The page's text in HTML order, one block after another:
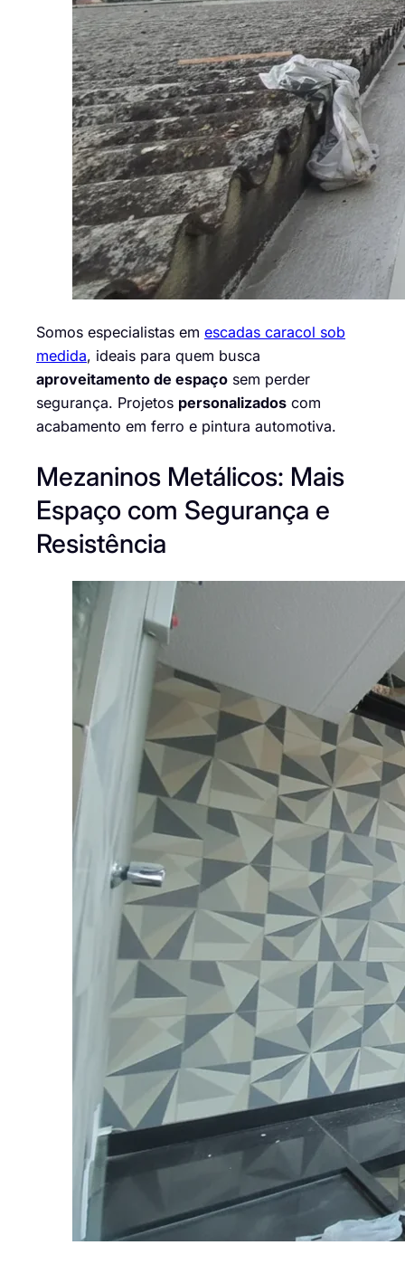
Somos especialistas em escadas caracol sob
medida, ideais para quem busca
aproveitamento de espaço sem perder
segurança. Projetos personalizados com
acabamento em ferro e pintura automotiva.
Mezaninos Metálicos: Mais
Espaço com Segurança e
Resistência